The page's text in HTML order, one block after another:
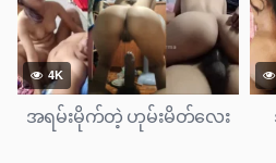
4K
အရမ်းမိုက်တဲ့ ဟုမ်းမိတ်လေး